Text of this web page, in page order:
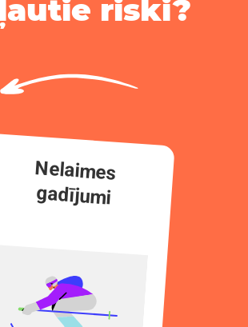
riski?
Nelaimes
gadījumi